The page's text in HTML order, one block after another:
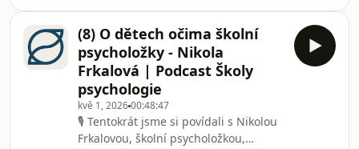
Probrali jsme také, jak naši minulost a
zkušen
terapeutickému využití
psychedelik.Mluvili jsme o tom, co
jsou psychedelika a jak fungují, jak se
liší jejich terapeutické a rekreační
užívání, a proč je při práci s těmito
látkami důležitý takzvaný „set a
setting“. Probrali jsme také, jak
(8) O dětech očima školní
psycholožky - Nikola
Frkalová | Podcast Školy
psychologie
kvě 1, 202600:48:47
🎙️ Tentokrát jsme si povídali s Nikolou
Frkalovou, školní psycholožkou,